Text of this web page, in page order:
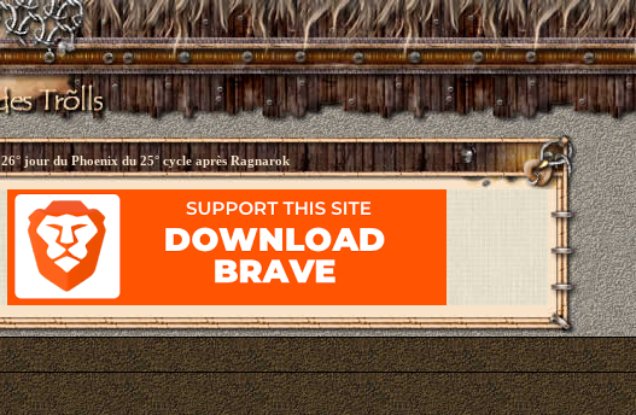
26° jour du Phoenix du 25° cycle après Ragnarok